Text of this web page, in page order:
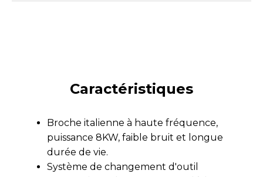
Caractéristiques
Broche italienne à haute fréquence,
puissance 8KW, faible bruit et longue
durée de vie.
Système de changement d'outil